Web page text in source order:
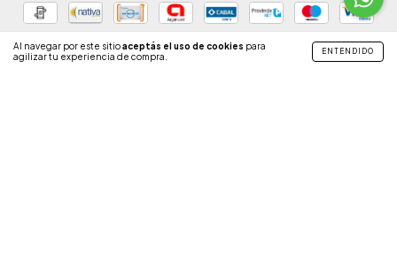
Al navegar por este sitioaceptás el uso de cookies para
agilizar tu experiencia de compra.
ENTENDIDO